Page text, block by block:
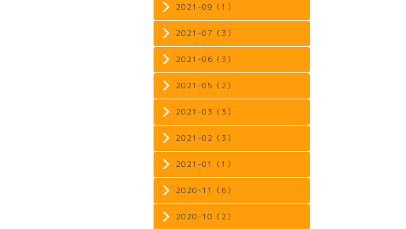
2021-09（1）
2021-07（3）
2021-06（3）
2021-05（2）
2021-03（3）
2021-02（3）
2021-01（1）
2020-11（6）
2020-10（2）